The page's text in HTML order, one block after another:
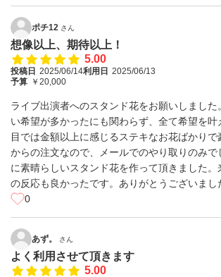
ポチ12 さん
想像以上、期待以上！
5.00
投稿日 2025/06/14利用日 2025/06/13
予算 ￥20,000
ライブ出演者へのスタンド花をお願いしまし
い希望が多かったにも関わらず、全て希望を叶
目では金額以上に感じるステキなお花ばかり
からの注文なので、メールでのやり取りのみで
に素晴らしいスタンド花を作って頂きました。
の反応も良かったです。ありがとうございまし
0
あず。 さん
よく利用させて頂きます
5.00